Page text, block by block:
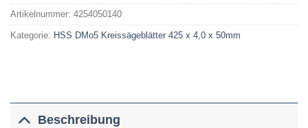
Artikelnummer: 4254050140
Kategorie: HSS DMo5 Kreissägeblätter 425 x 4,0 x 50mm
Beschreibung